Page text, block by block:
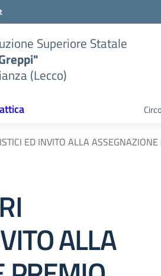
Superiore Statale
(Lecco)
ED INVITO ALLA
ALLA